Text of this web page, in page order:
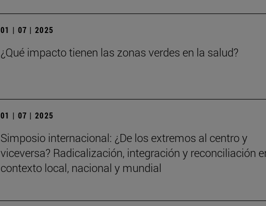
01 | 07 | 2025
¿Qué impacto tienen las zonas verdes en la salud?
01 | 07 | 2025
Simposio internacional: ¿De los extremos al centro y
viceversa? Radicalización, integración y reconciliación
contexto local, nacional y mundial